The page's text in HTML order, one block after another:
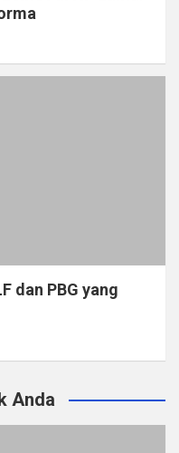
dan PBG yang
Anda